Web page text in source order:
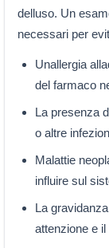
delluso. Un
necessari per
Unallergia
del farmaco
La presenza
o altre
Malattie
influire sul
La
attenzione e